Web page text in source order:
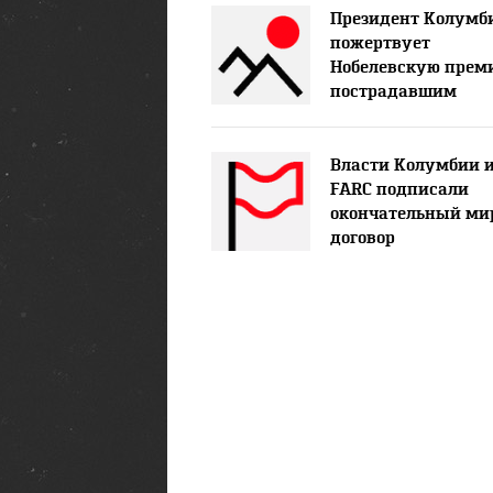
Президент
пожертвует
Нобелевскую
пострадавшим
Власти Колумбии
FARC подписали
окончательный
договор